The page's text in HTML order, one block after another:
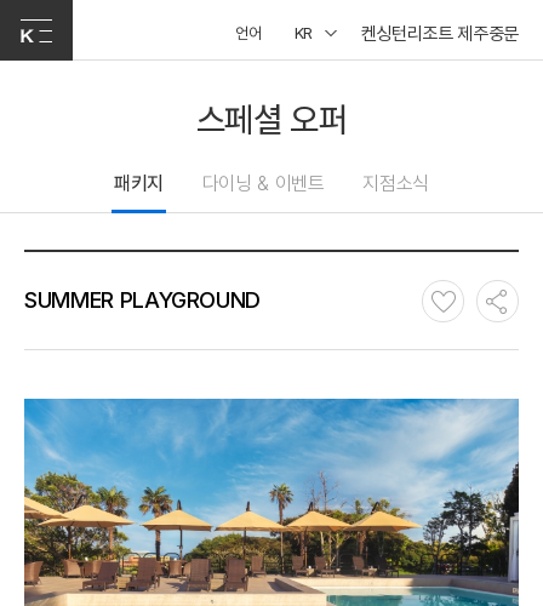
언어 KR 켄싱턴리조트 제주중문
스페셜 오퍼
패키지 다이닝 & 이벤트 지점소식
SUMMER PLAYGROUND